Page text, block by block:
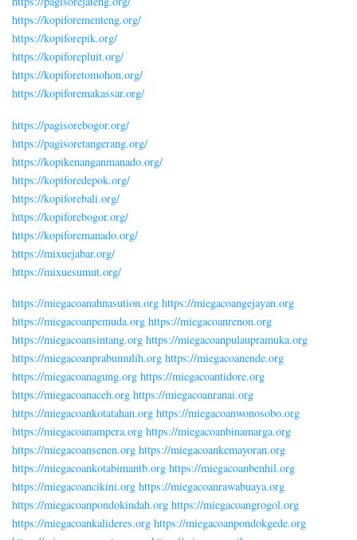
https://kopiforementeng.org/
https://kopiforepik.org/
https://kopiforepluit.org/
https://kopiforetomohon.org/
https://kopiforemakassar.org/
https://pagisorebogor.org/
https://pagisoretangerang.org/
https://kopikenanganmanado.org/
https://kopiforedepok.org/
https://kopiforebali.org/
https://kopiforebogor.org/
https://kopiforemanado.org/
https://mixuejabar.org/
https://mixuesumut.org/
https://miegacoanahnasution.org https://miegacoangejayan.org
https://miegacoanpemuda.org https://miegacoanrenon.org
https://miegacoansintang.org https://miegacoanpulaupramuka.org
https://miegacoanprabumulih.org https://miegacoanende.org
https://miegacoanagung.org https://miegacoantidore.org
https://miegacoanaceh.org https://miegacoanranai.org
https://miegacoankotatahan.org https://miegacoanwonosobo.org
https://miegacoanampera.org https://miegacoanbinamarga.org
https://miegacoansenen.org https://miegacoankemayoran.org
https://miegacoankotabimantb.org https://miegacoanbenhil.org
https://miegacoancikini.org https://miegacoanrawabuaya.org
https://miegacoanpondokindah.org https://miegacoangrogol.org
https://miegacoankalideres.org https://miegacoanpondokgede.org